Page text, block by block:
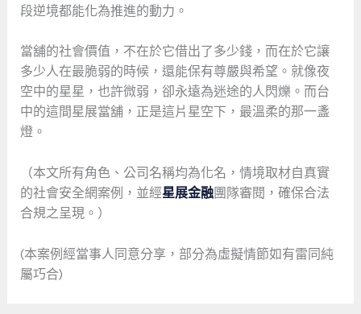
段逆境都能化為推進的動力。
當舖的社會價值，不在於它借出了多少錢，而在於它讓
多少人在最脆弱的時候，還能保有尊嚴與希望。就像夜
空中的星星，也許微弱，卻永遠為迷途的人閃爍。而台
中的這間星展當舖，正是這片星空下，最溫柔的那一盞
燈。
（本文所有角色、公司名稱均為化名，情境取材自真實
的社會安全網案例，並經星展金融團隊審閱，確保合法
合規之呈現。）
(本案例經當事人同意分享，部分為虛擬情節如有雷同純
屬巧合)